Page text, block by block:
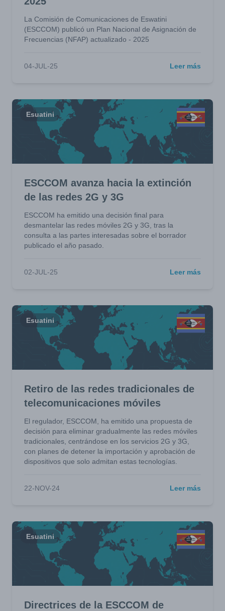
La Comisión de Comunicaciones de Eswatini
(ESCCOM) publicó un Plan Nacional de Asignación de
Frecuencias (NFAP) actualizado - 2025
04-JUL-25 Leer más
Esuatini
ESCCOM avanza hacia la extinción
de las redes 2G y 3G
ESCCOM ha emitido una decisión final para
desmantelar las redes móviles 2G y 3G, tras la
consulta a las partes interesadas sobre el borrador
publicado el año pasado.
02-JUL-25 Leer más
Esuatini
Retiro de las redes tradicionales de
telecomunicaciones móviles
El regulador, ESCCOM, ha emitido una propuesta de
decisión para eliminar gradualmente las redes móviles
tradicionales, centrándose en los servicios 2G y 3G,
con planes de detener la importación y aprobación de
dispositivos que solo admitan estas tecnologías.
22-NOV-24 Leer más
Esuatini
Directrices de la ESCCOM de